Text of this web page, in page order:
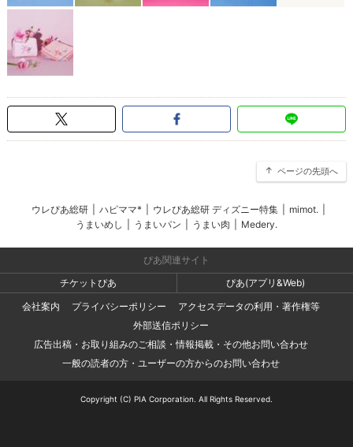
ページの先頭へ
ウレぴあ総研 ハピママ* ウレぴあ総研 ディズニー特集 mimot.
うまいめし
うまいパン うまい肉 Medery.
ぴあ関連サイト
チケットぴあ
ぴあ(アプリ&Web)
会社案内
プライバシーポリシー
アクセスデータの利用・著作権等
外部送信ポリシー
広告出稿・お取り組みのご相談・情報掲載・その他お問い合わせ
一般の読者の方・ユーザーの方からのお問い合わせ
Copyright (C) PIA Corporation. All Rights Reserved.